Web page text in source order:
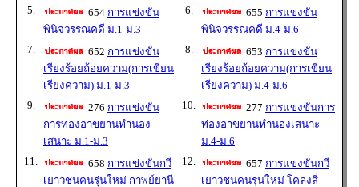
5.
654 การแข่งขัน
พินิจวรรณคดี ม.1-ม.3
6. 655 การแข่งขัน
พินิจวรรณคดี ม.4-ม.6
7.
652 การแข่งขัน
เรียงร้อยถ้อยความ(การเขียน
เรียงความ) ม.1-ม.3
8. 653 การแข่งขัน
เรียงร้อยถ้อยความ(การเขียน
เรียงความ) ม.4-ม.6
9.
276 การแข่งขัน
การท่องอาขยานทำนอง
เสนาะ ม.1-ม.3
10. 277 การแข่งขันการ
ท่องอาขยานทำนองเสนาะ
ม.4-ม.6
11.
658 การแข่งขันกวี
เยาวชนคนรุ่นใหม่ กาพย์ยานี
12. 657 การแข่งขันกวี
เยาวชนคนรุ่นใหม่ โคลงสี่